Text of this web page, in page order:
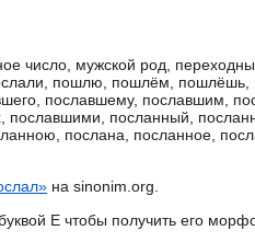
число, мужской род,
пошлю, пошлём, пошлёшь,
пославшему, пославшим,
посланный,
послана, посланное,
на sinonim.org.
Е чтобы получить его